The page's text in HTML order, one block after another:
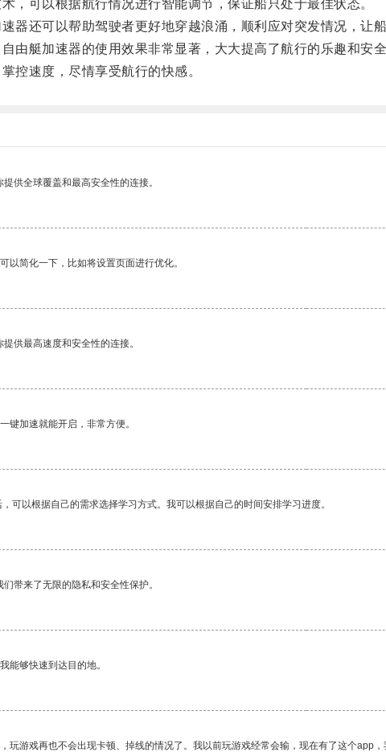
可以根据航行情况进行智能调节，保证船只处于最佳状态。
还可以帮助驾驶者更好地穿越浪涌，顺利应对突发情况，让船
艇加速器的使用效果非常显著，大大提高了航行的乐趣和安全
速度，尽情享受航行的快感。
供全球覆盖和最高安全性的连接。
以简化一下，比如将设置页面进行优化。
供最高速度和安全性的连接。
键加速就能开启，非常方便。
可以根据自己的需求选择学习方式。我可以根据自己的时间安排学习进度。
带来了无限的隐私和安全性保护。
能够快速到达目的地。
玩游戏再也不会出现卡顿、掉线的情况了。我以前玩游戏经常会输，现在有了这个app，